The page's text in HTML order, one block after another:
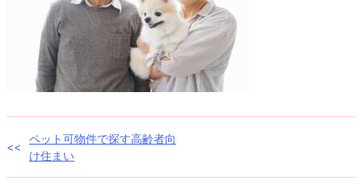
投
稿
ペット可物件で探す高齢者向
け住まい